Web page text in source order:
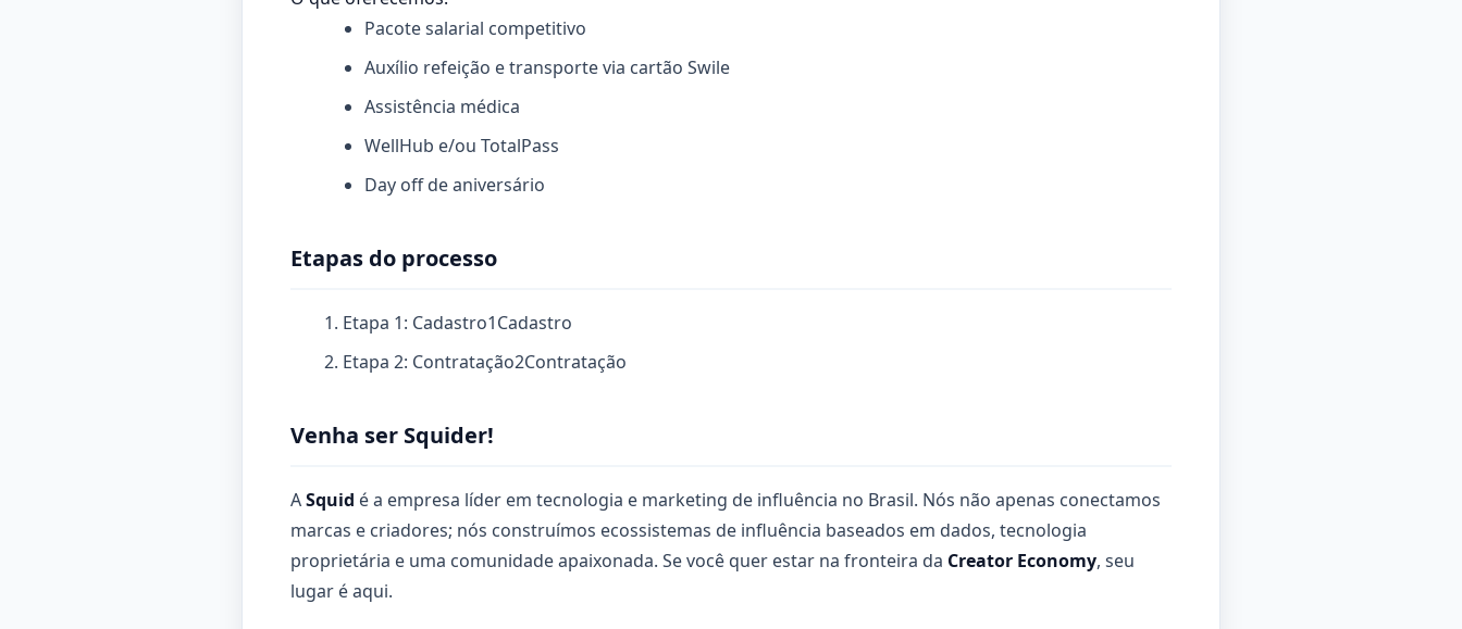
Pacote salarial competitivo
Auxílio refeição e transporte via cartão Swile
Assistência médica
WellHub e/ou TotalPass
Day off de aniversário
Etapas do processo
Etapa 1: Cadastro1Cadastro
Etapa 2: Contratação2Contratação
Venha ser Squider!
ASquid é a empresa líder em tecnologia e marketing de influência no Brasil. Nós não apenas conectamos
marcas e criadores; nós construímos ecossistemas de influência baseados em dados, tecnologia
proprietária e uma comunidade apaixonada. Se você quer estar na fronteira da Creator Economy, seu
lugar é aqui.